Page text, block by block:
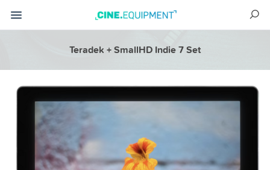
Teradek + SmallHD Indie 7 Set